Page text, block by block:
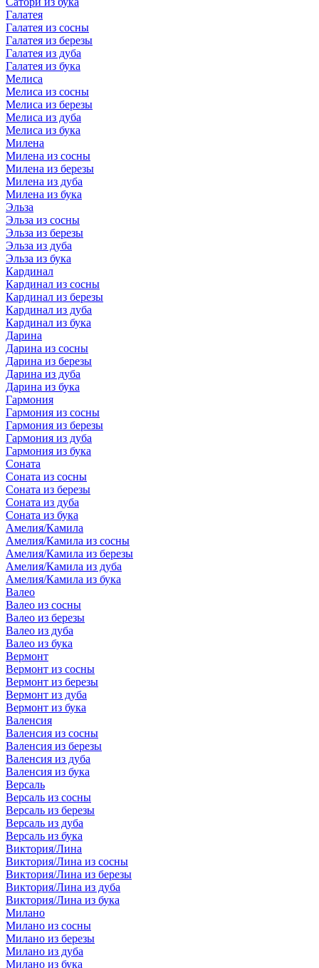
Галатея
Галатея из сосны
Галатея из березы
Галатея из дуба
Галатея из бука
Мелиса
Мелиса из сосны
Мелиса из березы
Мелиса из дуба
Мелиса из бука
Милена
Милена из сосны
Милена из березы
Милена из дуба
Милена из бука
Эльза
Эльза из сосны
Эльза из березы
Эльза из дуба
Эльза из бука
Кардинал
Кардинал из сосны
Кардинал из березы
Кардинал из дуба
Кардинал из бука
Дарина
Дарина из сосны
Дарина из березы
Дарина из дуба
Дарина из бука
Гармония
Гармония из сосны
Гармония из березы
Гармония из дуба
Гармония из бука
Соната
Соната из сосны
Соната из березы
Соната из дуба
Соната из бука
Амелия/Камила
Амелия/Камила из сосны
Амелия/Камила из березы
Амелия/Камила из дуба
Амелия/Камила из бука
Валео
Валео из сосны
Валео из березы
Валео из дуба
Валео из бука
Вермонт
Вермонт из сосны
Вермонт из березы
Вермонт из дуба
Вермонт из бука
Валенсия
Валенсия из сосны
Валенсия из березы
Валенсия из дуба
Валенсия из бука
Версаль
Версаль из сосны
Версаль из березы
Версаль из дуба
Версаль из бука
Виктория/Лина
Виктория/Лина из сосны
Виктория/Лина из березы
Виктория/Лина из дуба
Виктория/Лина из бука
Милано
Милано из сосны
Милано из березы
Милано из дуба
Милано из бука